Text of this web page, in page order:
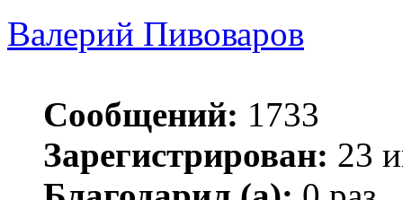
Валерий Пивоваров
Сообщений: 1733
Зарегистрирован: 23